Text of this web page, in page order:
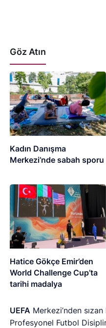
Göz Atın
Kadın Danışma
Merkezi’nde sabah sporu
Hatice Gökçe Emir’den
World Challenge Cup’ta
tarihi madalya
UEFA Merkezi’nden
Profesyonel Futbol